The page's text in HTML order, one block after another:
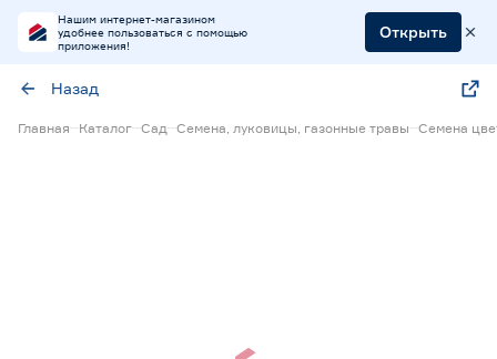
Нашим интернет-магазином
удобнее пользоваться с помощью
приложения!
Открыть
Назад
Главная Каталог Сад Семена, луковицы, газонные травы Семена